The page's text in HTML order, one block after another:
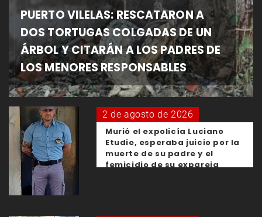
PUERTO VILELAS: RESCATARON A
DOS TORTUGAS COLGADAS DE UN
ÁRBOL Y CITARÁN A LOS PADRES DE
LOS MENORES RESPONSABLES
2 de agosto de 2026
Murió el expolicía Luciano
Etudie, esperaba juicio por la
muerte de su padre y el
femicidio de su expareja